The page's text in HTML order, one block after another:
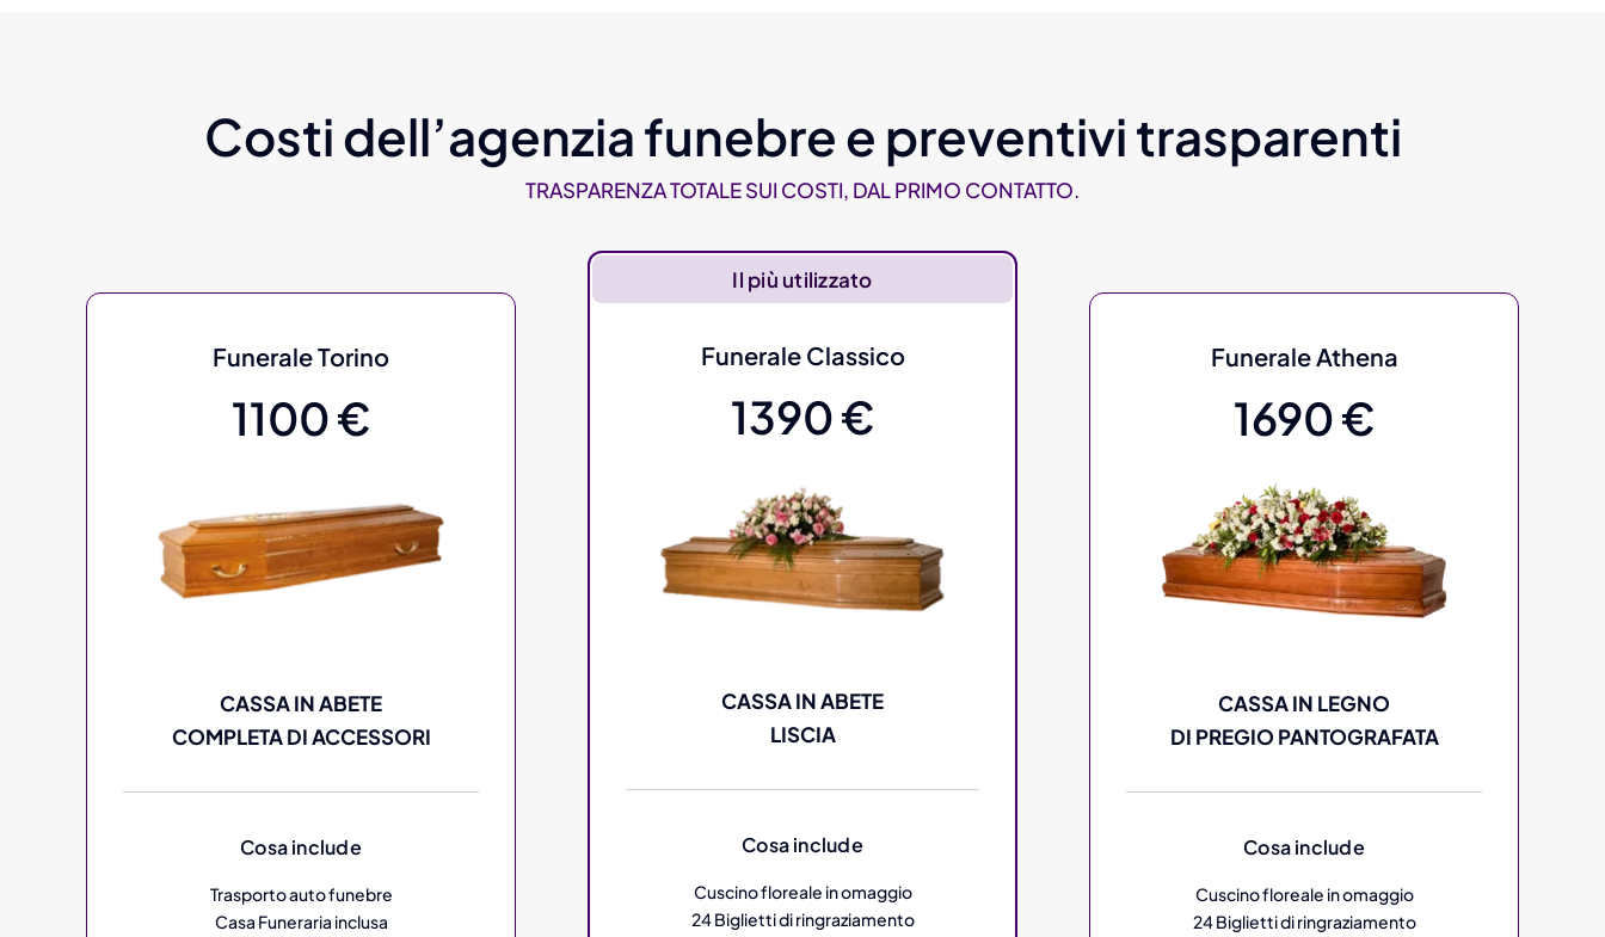
Costi dell’agenzia funebre e preventivi trasparenti
TRASPARENZA TOTALE SUI COSTI, DAL PRIMO CONTATTO.
Funerale Torino
1100 €
CASSA IN ABETE
COMPLETA DI ACCESSORI
Cosa include
Trasporto auto funebre
Casa Funeraria inclusa
Il più utilizzato
Funerale Classico
1390 €
CASSA IN ABETE
LISCIA
Cosa include
Cuscino floreale in omaggio
24 Biglietti di ringraziamento
Funerale Athena
1690 €
CASSA IN LEGNO
DI PREGIO PANTOGRAFATA
Cosa include
Cuscino floreale in omaggio
24 Biglietti di ringraziamento